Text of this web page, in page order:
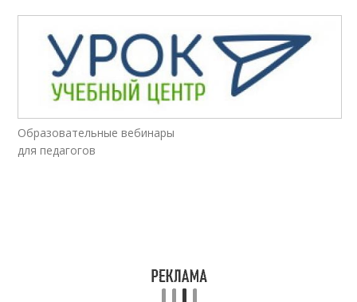
Образовательные вебинары
для педагогов